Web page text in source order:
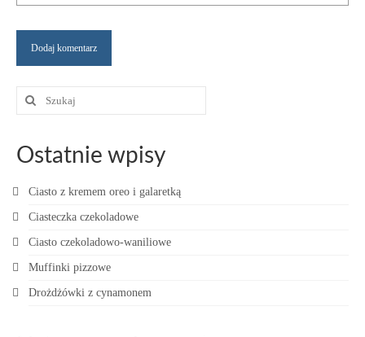
Szuklaj
Ostatnie wpisy
Ciasto z kremem oreo i galaretką
Ciasteczka czekoladowe
Ciasto czekoladowo-waniliowe
Muffinki pizzowe
Drożdżówki z cynamonem